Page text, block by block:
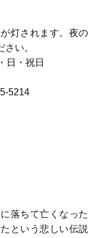
灯されます。夜の
い。
日・祝日
5214
落ちて亡くなった
という悲しい伝説